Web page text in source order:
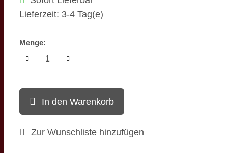
Lieferzeit: 3-4 Tag(e)
Menge:
In den Warenkorb
Zur Wunschliste hinzufügen